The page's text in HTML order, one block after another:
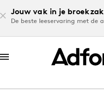
Jouw vak in je
De beste leeservaring met de